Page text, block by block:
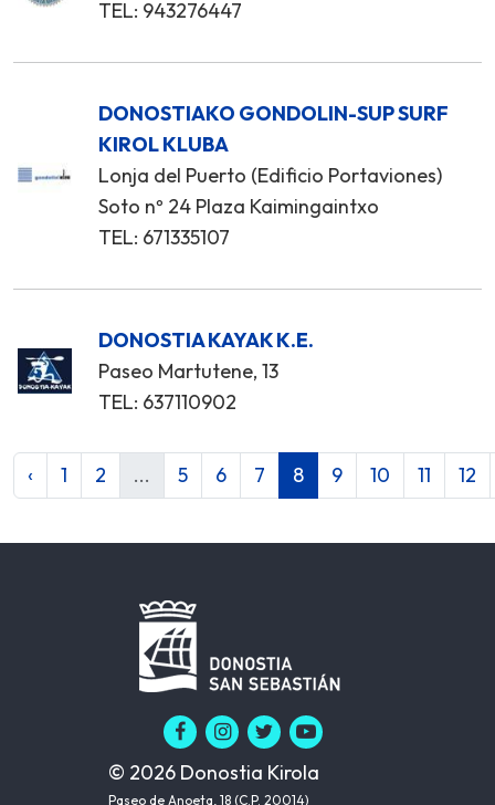
TEL: 943276447
DONOSTIAKO GONDOLIN-SUP SURF
KIROL KLUBA
Lonja del Puerto (Edificio Portaviones)
Soto nº 24 Plaza Kaimingaintxo
TEL: 671335107
DONOSTIA KAYAK K.E.
Paseo Martutene, 13
TEL: 637110902
‹ 1 2 ... 5 6 7 8 9 10 11 12
© 2026 Donostia Kirola
Paseo de Anoeta, 18 (C.P. 20014)